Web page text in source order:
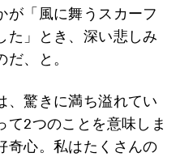
が「風に舞うスカーフ
た」とき、深い悲しみ
、と。
、驚きに満ち溢れてい
て2つのことを意味しま
奇心。私はたくさんの